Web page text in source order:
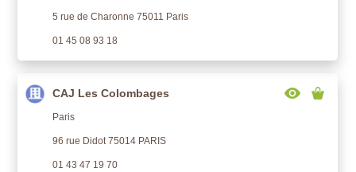
5 rue de Charonne 75011 Paris
01 45 08 93 18
CAJ Les Colombages
Paris
96 rue Didot 75014 PARIS
01 43 47 19 70